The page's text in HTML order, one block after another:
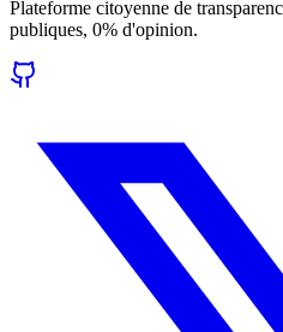
Plateforme citoyenne de
publiques, 0% d'opinion.